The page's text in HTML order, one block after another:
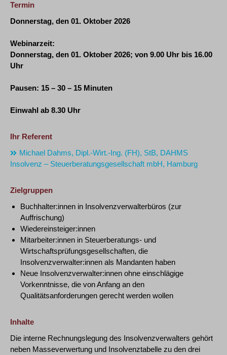
Termin
Donnerstag, den 01. Oktober 2026
Webinarzeit:
Donnerstag, den 01. Oktober 2026; von 9.00 Uhr bis 16.00
Uhr
Pausen: 15 – 30 – 15 Minuten
Einwahl ab 8.30 Uhr
Ihr Referent
Michael Dahms, Dipl.-Wirt.-Ing. (FH), StB, DAHMS
Insolvenz – Steuerberatungsgesellschaft mbH, Hamburg
Zielgruppen
Buchhalter:innen in Insolvenzverwalterbüros (zur
Auffrischung)
Wiedereinsteiger:innen
Mitarbeiter:innen in Steuerberatungs- und
Wirtschaftsprüfungsgesellschaften, die
Insolvenzverwalter:innen als Mandanten haben
Neue Insolvenzverwalter:innen ohne einschlägige
Vorkenntnisse, die von Anfang an den
Qualitätsanforderungen gerecht werden wollen
Inhalte
Die interne Rechnungslegung des Insolvenzverwalters gehört
neben Masseverwertung und Insolvenztabelle zu den drei